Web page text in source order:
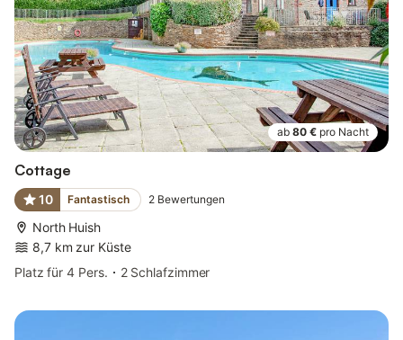
ab 80 € pro Nacht
Cottage
10 Fantastisch 2 Bewertungen
North Huish
8,7 km zur Küste
Platz für 4 Pers.
2 Schlafzimmer